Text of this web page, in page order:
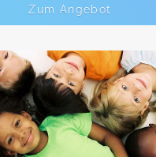
Zum Angebot